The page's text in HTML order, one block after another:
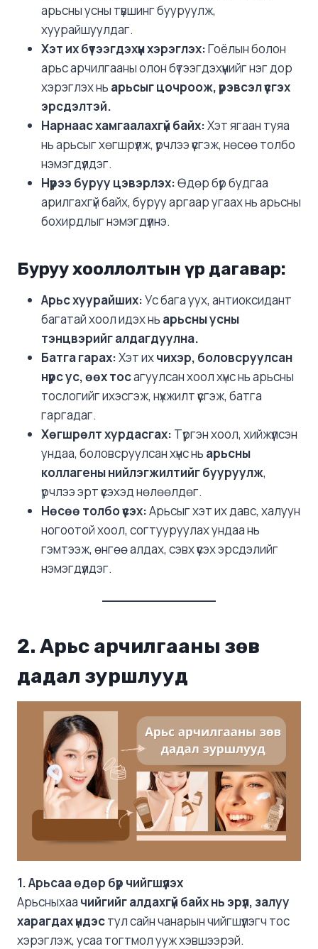
арьсны усны түвшинг бууруулж,
хуурайшуулдаг.
Хэт их бүтээгдэхүүн хэрэглэх:Гоёлын болон
арьс арчилгааны олон бүтээгдэхүүнийг нэг дор
хэрэглэх нь арьсыг цочроож, үрэвсэл үүсгэх
эрсдэлтэй.
Нарнаас хамгаалахгүй байх:Хэт ягаан туяа
нь арьсыг хөгшрүүлж, үрчлээ үүсгэж, нөсөө толбо
нэмэгдүүлдэг.
Нүүрээ буруу цэвэрлэх:Өдөр бүр будгаа
арилгахгүй байх, буруу аргаар угаах нь арьсны
бохирдлыг нэмэгдүүлнэ.
Буруу хооллолтын үр дагавар:
Арьс хуурайших:Ус бага уух, антиоксидант
багатай хоол идэх нь арьсны усны
тэнцвэрийг алдагдуулна.
Батга гарах:Хэт ихчихэр, боловсруулсан
нүүрс ус, өөх тосагуулсан хоол хүнс нь арьсны
тослогийг ихэсгэж, нүхжилт үүсгэж, батга
гаргадаг.
Хөгшрөлт хурдасгах: Түргэн хоол, хийжүүлсэн
ундаа, боловсруулсан хүнс нь арьсны
коллагены нийлэгжилтийг бууруулж,
үрчлээ эрт үүсэхэд нөлөөлдөг.
Нөсөө толбо үүсэх:Арьсыг хэт их давс, халуун
ногоотой хоол, согтууруулах ундаа нь
гэмтээж, өнгөө алдах, сэвх үүсэх эрсдэлийг
нэмэгдүүлдэг.
2. Арьс арчилгааны зөв
дадал зуршлууд
1. Арьсаа өдөр бүр чийгшүүлэх
Арьсныхаа чийгийг алдахгүй байх нь эрүүл, залуу
харагдах үндэстул сайн чанарын чийгшүүлэгч тос
хэрэглэж, усаа тогтмол ууж хэвшээрэй.